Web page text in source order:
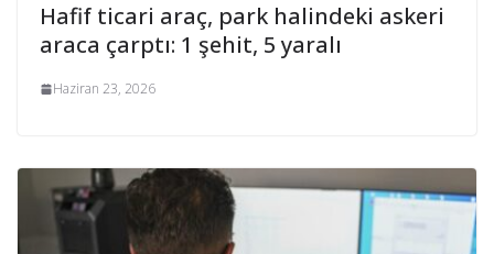
Hafif ticari araç, park halindeki askeri
araca çarptı: 1 şehit, 5 yaralı
Haziran 23, 2026